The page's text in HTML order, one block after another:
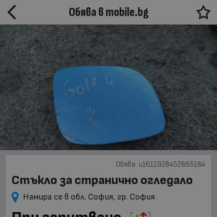
Обява в mobile.bg
Обява: u1611928452865184
Стъкло за странично огледало
Намира се в обл. София, гр. София